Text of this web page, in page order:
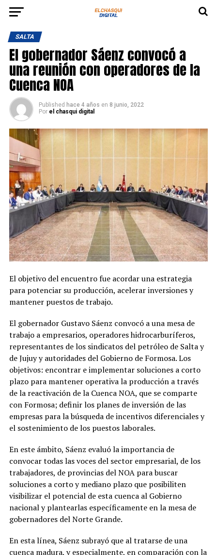
SALTA
El gobernador Sáenz convocó a
una reunión con operadores de la
Cuenca NOA
Published hace 4 años en 8 junio, 2022
Por el chasqui digital
El objetivo del encuentro fue acordar una estrategia
para potenciar su producción, acelerar inversiones y
mantener puestos de trabajo.
El gobernador Gustavo Sáenz convocó a una mesa de
trabajo a empresarios, operadores hidrocarburíferos,
representantes de los sindicatos del petróleo de Salta y
de Jujuy y autoridades del Gobierno de Formosa. Los
objetivos: encontrar e implementar soluciones a corto
plazo para mantener operativa la producción a través
de la reactivación de la Cuenca NOA, que se comparte
con Formosa; definir los planes de inversión de las
empresas para la búsqueda de incentivos diferenciales y
el sostenimiento de los puestos laborales.
En este ámbito, Sáenz evaluó la importancia de
convocar todas las voces del sector empresarial, de los
trabajadores, de provincias del NOA para buscar
soluciones a corto y mediano plazo que posibiliten
visibilizar el potencial de esta cuenca al Gobierno
nacional y plantearlas específicamente en la mesa de
gobernadores del Norte Grande.
En esta línea, Sáenz subrayó que al tratarse de una
cuenca madura, y especialmente, en comparación con la